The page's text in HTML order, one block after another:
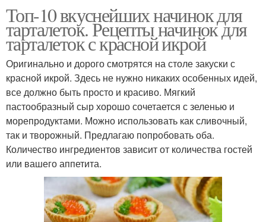
Топ-10 вкуснейших начинок для
тарталеток. Рецепты начинок для
тарталеток с красной икрой
Оригинально и дорого смотрятся на столе закуски с
красной икрой. Здесь не нужно никаких особенных идей,
все должно быть просто и красиво. Мягкий
пастообразный сыр хорошо сочетается с зеленью и
морепродуктами. Можно использовать как сливочный,
так и творожный. Предлагаю попробовать оба.
Количество ингредиентов зависит от количества гостей
или вашего аппетита.